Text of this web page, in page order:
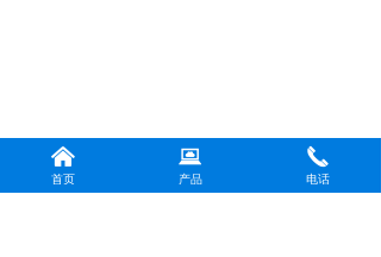
낀
首页
뀵
产品
끅
电话